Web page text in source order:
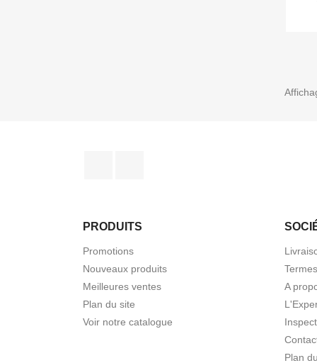
PRODUITS
Promotions
Nouveaux produits
Meilleures ventes
Plan du site
Voir notre catalogue
A
Plan